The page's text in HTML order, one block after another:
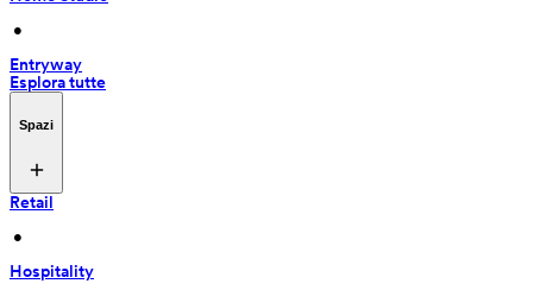
•
Entryway
Esplora tutte
Spazi
Retail
•
Hospitality